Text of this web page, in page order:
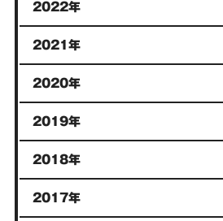
2022年
2021年
2020年
2019年
2018年
2017年